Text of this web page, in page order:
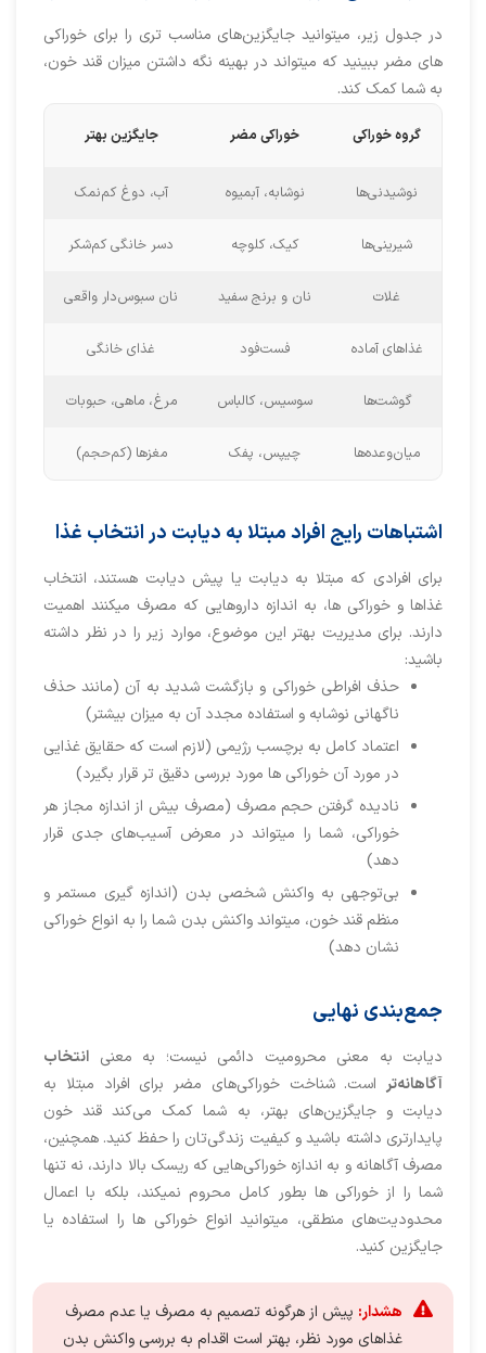
در جدول زیر، میتوانید جایگزین‌های مناسب تری را برای خوراکی
های مضر ببینید که میتواند در بهینه نگه داشتن میزان قند خون،
به شما کمک کند.
جایگزین بهتر خوراکی مضر گروه خوراکی
آب، دوغ کم‌نمک نوشابه، آبمیوه نوشیدنی‌ها
دسر خانگی کم‌شکر کیک، کلوچه شیرینی‌ها
نان سبوس‌دار واقعی نان و برنج سفید غلات
غذای خانگی فست‌فود غذاهای آماده
مرغ، ماهی، حبوبات سوسیس، کالباس گوشت‌ها
مغزها (کم‌حجم) چیپس، پفک میان‌وعده‌ها
اشتباهات رایج افراد مبتلا به دیابت در انتخاب غذا
برای افرادی که مبتلا به دیابت یا پیش دیابت هستند، انتخاب
غذاها و خوراکی ها، به اندازه داروهایی که مصرف میکنند اهمیت
دارند. برای مدیریت بهتر این موضوع، موارد زیر را در نظر داشته
باشید:
حذف افراطی خوراکی و بازگشت شدید به آن (مانند حذف
ناگهانی نوشابه و استفاده مجدد آن به میزان بیشتر)
اعتماد کامل به برچسب رژیمی (لازم است که حقایق غذایی
در مورد آن خوراکی ها مورد بررسی دقیق تر قرار بگیرد)
نادیده گرفتن حجم مصرف (مصرف بیش از اندازه مجاز هر
خوراکی، شما را میتواند در معرض آسیب‌های جدی قرار
دهد)
بی‌توجهی به واکنش شخصی بدن (اندازه گیری مستمر و
منظم قند خون، میتواند واکنش بدن شما را به انواع خوراکی
نشان دهد)
جمع‌بندی نهایی
دیابت به معنی محرومیت دائمی نیست؛ به معنی انتخاب
آگاهانه‌تر است. شناخت خوراکی‌های مضر برای افراد مبتلا به
دیابت و جایگزین‌های بهتر، به شما کمک می‌کند قند خون
پایدارتری داشته باشید و کیفیت زندگی‌تان را حفظ کنید. همچنین،
مصرف آگاهانه و به اندازه خوراکی‌هایی که ریسک بالا دارند، نه تنها
شما را از خوراکی ها بطور کامل محروم نمیکند، بلکه با اعمال
محدودیت‌های منطقی، میتوانید انواع خوراکی ها را استفاده یا
جایگزین کنید.
هشدار: پیش از هرگونه تصمیم به مصرف یا عدم مصرف
غذاهای مورد نظر، بهتر است اقدام به بررسی واکنش بدن